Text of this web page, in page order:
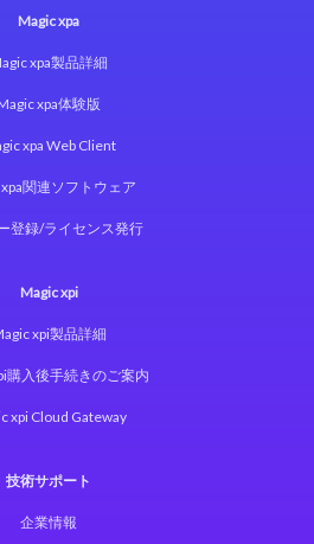
Magic xpa
xpa製品詳細
xpa体験版
xpa Web Client
関連ソフトウェア
登録/ライセンス発行
Magic xpi
xpi製品詳細
購入後手続きのご案内
xpi Cloud Gateway
技術サポート
企業情報